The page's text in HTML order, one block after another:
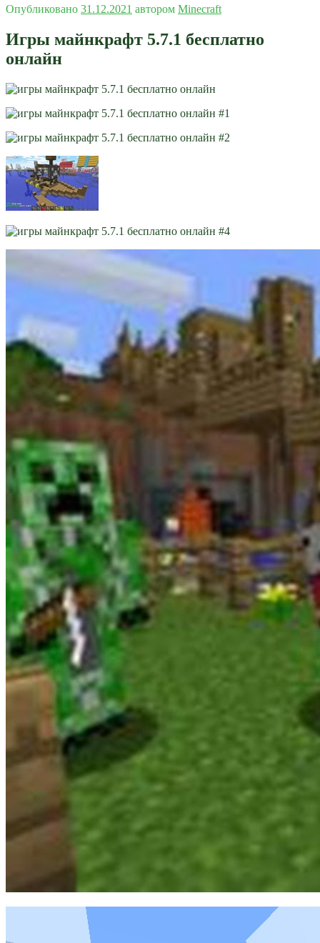
Опубликовано 31.12.2021 автором Minecraft
Игры майнкрафт 5.7.1 бесплатно
онлайн